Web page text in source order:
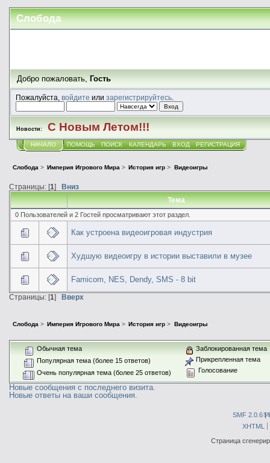
Слобода
Добро пожаловать,Гость
Пожалуйста, войдите или зарегистрируйтесь.
Новости: С Новым Летом!!!
НАЧАЛО ПОМОЩЬ ПОИСК КАЛЕНДАРЬ ВХОД РЕГИСТРАЦИЯ
Слобода > Империя Игрового Мира > История игр > Видеоигры
Страницы: [1] Вниз
Тема
0 Пользователей и 2 Гостей просматривают этот раздел.
Как устроена видеоигровая индустрия
Худшую видеоигру в истории выставили в музее
Famicom, NES, Dendy, SMS - 8 bit
Страницы: [1] Вверх
Слобода > Империя Игрового Мира > История игр > Видеоигры
Обычная тема
Популярная тема (более 15 ответов)
Очень популярная тема (более 25 ответов)
Заблокированная тема
Прикрепленная тема
Голосование
Новые сообщения с последнего визита.
Новые ответы на ваши сообщения.
SMF 2.0.6|
XHTML
Страница